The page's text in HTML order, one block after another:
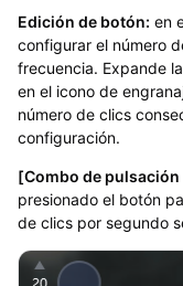
Edición de botón: en
configurar el número
frecuencia. Expande
en el icono de
número de clics
configuración.
[Combo de
presionado el botón
de clics por segundo